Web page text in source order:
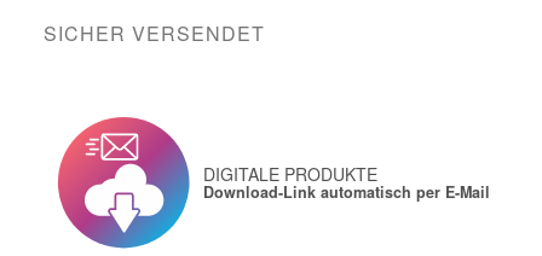
SICHER VERSENDET
DIGITALE PRODUKTE
Download-Link automatisch per E-Mail